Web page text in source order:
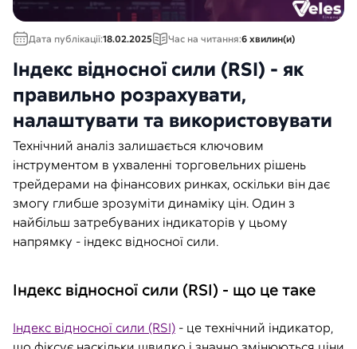
Дата публікації:18.02.2025 Час на читання:6 хвилин(и)
Індекс відносної сили (RSI) - як
правильно розрахувати,
налаштувати та використовувати
Технічний аналіз залишається ключовим
інструментом в ухваленні торговельних рішень
трейдерами на фінансових ринках, оскільки він дає
змогу глибше зрозуміти динаміку цін. Один з
найбільш затребуваних індикаторів у цьому
напрямку - індекс відносної сили.
Індекс відносної сили (RSI) - що це таке
Індекс відносної сили (RSI) - це технічний індикатор,